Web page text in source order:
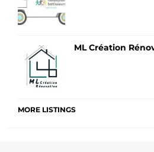
ML Création
MORE LISTINGS